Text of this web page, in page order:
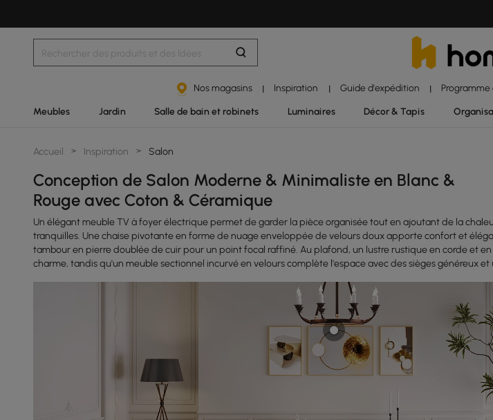
Nos magasins | Inspiration | Guide d'expédition |
Meubles Jardin Salle de bain et robinets Luminaires Décor & Tapis
Accueil > Inspiration > Salon
Conception de Salon Moderne & Minimaliste en Blanc &
Rouge avec Coton & Céramique
Un élégant meuble TV à foyer électrique permet de garder la pièce organisée tout en ajoutant de la
tranquilles. Une chaise pivotante en forme de nuage enveloppée de velours doux apporte confort et
tambour en pierre doublée de cuir pour un point focal raffiné. Au plafond, un lustre rustique en corde et
charme, tandis qu'un meuble sectionnel incurvé en velours complète l'espace avec des sièges généreux